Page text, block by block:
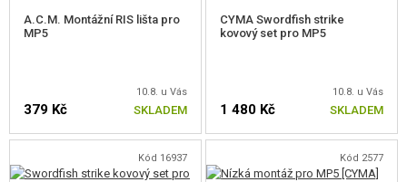
RIS LIŠTY BĚŽNÉ
RIS LIŠTY PRO KEYMOD
MONTÁŽE PRO MP5
A.C.M. Montážní RIS lišta pro
MP5
10.8. u Vás
379 Kč SKLADEM
CYMA Swordfish strike
kovový set pro MP5
10.8. u Vás
1 480 Kč SKLADEM
Kód 16937 Kód 2577